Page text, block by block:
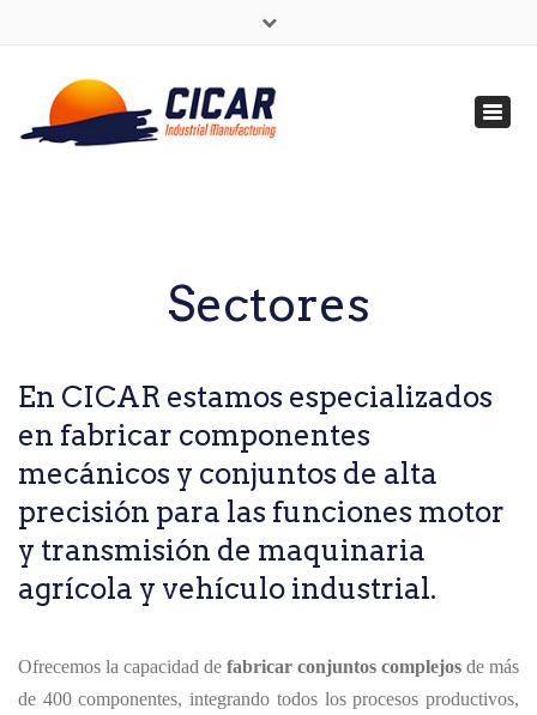
+34 91 642 28 13
cicar@cicar.es
Sectores
En CICAR estamos especializados
en fabricar componentes
mecánicos y conjuntos de alta
precisión para las funciones motor
y transmisión de maquinaria
agrícola y vehículo industrial.
Ofrecemos la capacidad de fabricar conjuntos complejos de más
de 400 componentes, integrando todos los procesos productivos,